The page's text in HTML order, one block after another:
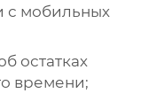
с мобильных
остатках
времени;